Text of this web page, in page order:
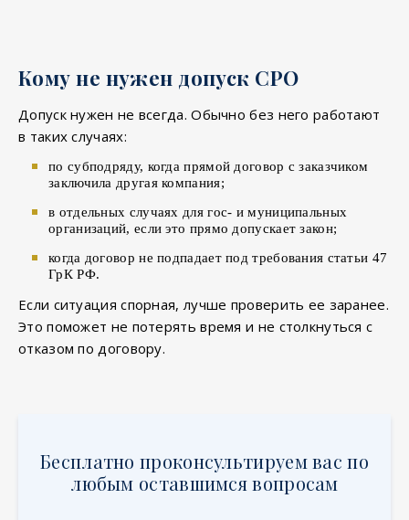
Кому не нужен допуск СРО
Допуск нужен не всегда. Обычно без него работают
в таких случаях:
по субподряду, когда прямой договор с заказчиком
заключила другая компания;
в отдельных случаях для гос- и муниципальных
организаций, если это прямо допускает закон;
когда договор не подпадает под требования статьи 47
ГрК РФ.
Если ситуация спорная, лучше проверить ее заранее.
Это поможет не потерять время и не столкнуться с
отказом по договору.
Бесплатно проконсультируем вас по
любым оставшимся вопросам